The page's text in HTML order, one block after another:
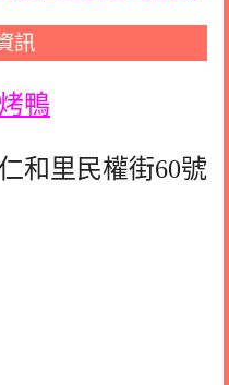
訊
鴨
和里民權街60號